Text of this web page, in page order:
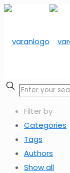
Filter by
Categories
Tags
Authors
Show all